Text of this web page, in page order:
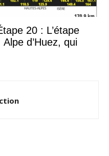
20 : L’étape
d’Huez, qui